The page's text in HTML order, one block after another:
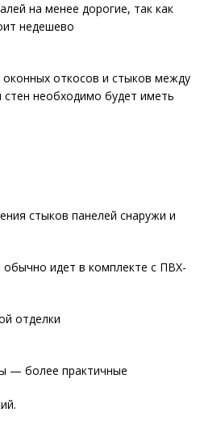
на менее дорогие, так как
недешево
откосов и стыков между
необходимо будет иметь
стыков панелей снаружи и
идет в комплекте с ПВХ-
отделки
— более практичные